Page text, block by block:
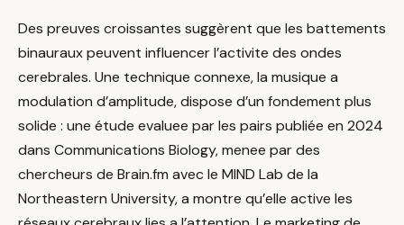
Des preuves croissantes suggèrent que les battements
binauraux peuvent influencer l’activite des ondes
cerebrales. Une technique connexe, la musique a
modulation d’amplitude, dispose d’un fondement plus
solide : une étude evaluee par les pairs publiée en 2024
dans Communications Biology, menee par des
chercheurs de Brain.fm avec le MIND Lab de la
Northeastern University, a montre qu’elle active les